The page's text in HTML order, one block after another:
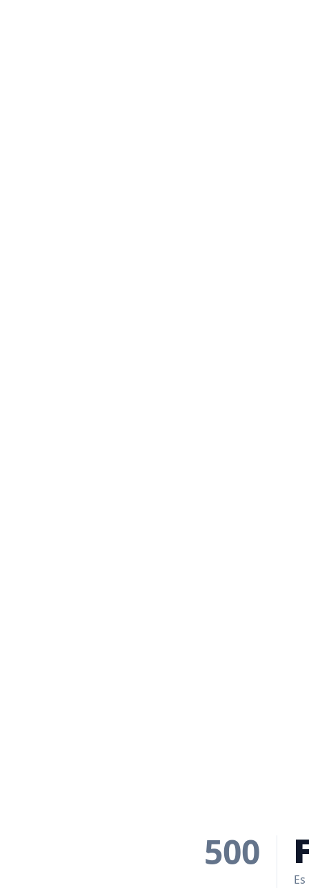
500